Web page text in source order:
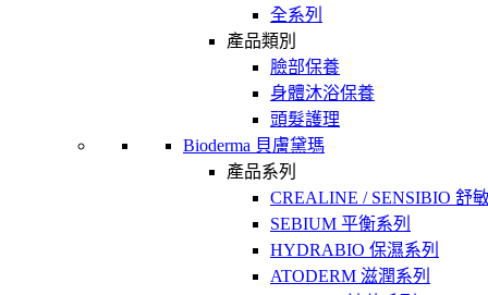
全系列
產品類別
臉部保養
身體沐浴保養
頭髮護理
Bioderma 貝膚黛瑪
產品系列
CREALINE / SENSIBIO 舒
SEBIUM 平衡系列
HYDRABIO 保濕系列
ATODERM 滋潤系列